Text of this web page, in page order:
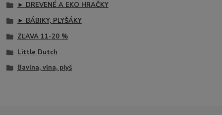
► DREVENÉ A EKO HRAČKY
► BÁBIKY, PLYŠÁKY
ZĽAVA 11-20 %
Little Dutch
Bavlna, vlna, plyš